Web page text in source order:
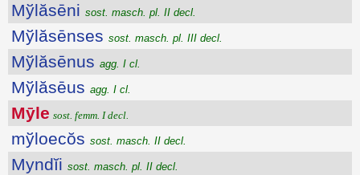
Mўlăsēni sost. masch. pl. II decl.
Mўlăsēnses sost. masch. pl. III decl.
Mўlăsēnus agg. I cl.
Mўlăsēus agg. I cl.
Mȳle sost. femm. I decl.
mўloecŏs sost. masch. II decl.
Myndĭi sost. masch. pl. II decl.